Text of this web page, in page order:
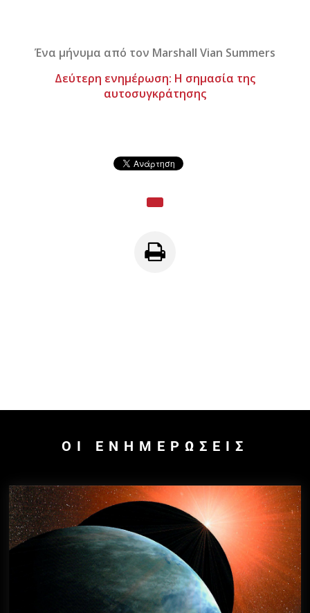
Ένα μήνυμα από τον Marshall Vian Summers
Δεύτερη ενημέρωση: Η σημασία της
αυτοσυγκράτησης
ΟΙ ΕΝΗΜΕΡΏΣΕΙΣ